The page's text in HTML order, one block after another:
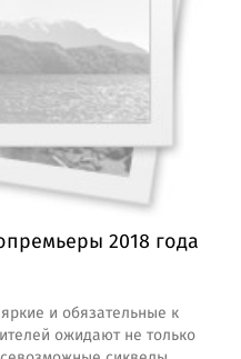
2018 года
и обязательные к
ожидают не только